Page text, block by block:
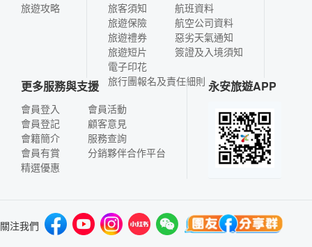
旅遊攻略
旅客須知
旅遊保險
旅遊禮券
旅遊短片
電子印花
航班資料
航空公司資料
惡劣天氣通知
簽證及入境須知
旅行團報名及責任細則
更多服務與支援
會員登入
會員登記
會籍簡介
會員有賞
精選優惠
會員活動
顧客意見
服務查詢
分銷夥伴合作平台
永安旅遊APP
關注我們